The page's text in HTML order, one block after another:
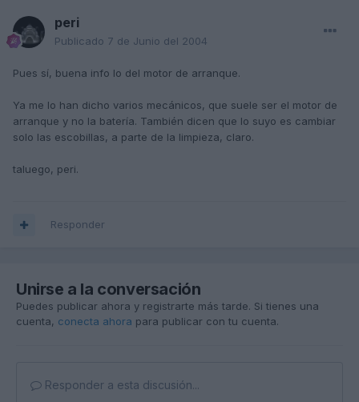
peri
Publicado 7 de Junio del 2004
Pues sí, buena info lo del motor de arranque.
Ya me lo han dicho varios mecánicos, que suele ser el motor de
arranque y no la batería. También dicen que lo suyo es cambiar
solo las escobillas, a parte de la limpieza, claro.
taluego, peri.
Responder
Unirse a la conversación
Puedes publicar ahora y registrarte más tarde. Si tienes una
cuenta, conecta ahora para publicar con tu cuenta.
Responder a esta discusión...